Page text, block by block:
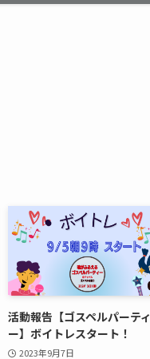
活動報告【ゴスペルパーティ
ー】ボイトレスタート！
2023年9月7日